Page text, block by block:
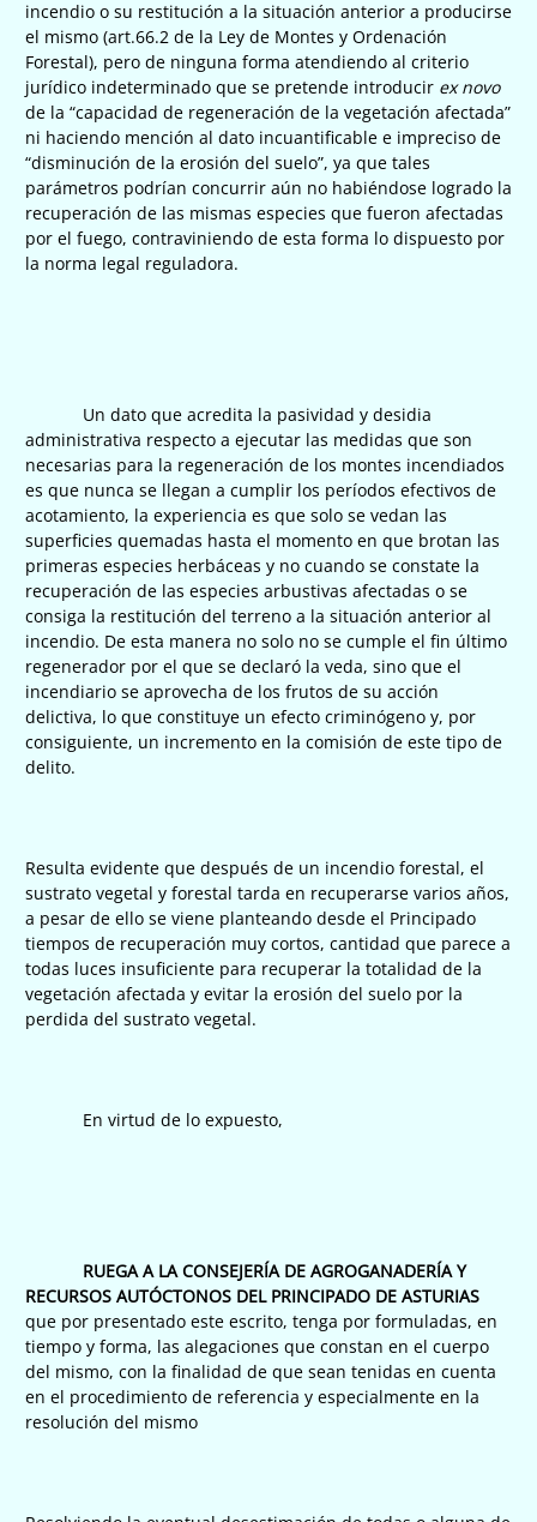
incendio o su restitución a la situación anterior a producirse
el mismo (art.66.2 de la Ley de Montes y Ordenación
Forestal), pero de ninguna forma atendiendo al criterio
jurídico indeterminado que se pretende introducir ex novo
de la “capacidad de regeneración de la vegetación afectada”
ni haciendo mención al dato incuantificable e impreciso de
“disminución de la erosión del suelo”, ya que tales
parámetros podrían concurrir aún no habiéndose logrado la
recuperación de las mismas especies que fueron afectadas
por el fuego, contraviniendo de esta forma lo dispuesto por
la norma legal reguladora.
Un dato que acredita la pasividad y desidia
administrativa respecto a ejecutar las medidas que son
necesarias para la regeneración de los montes incendiados
es que nunca se llegan a cumplir los períodos efectivos de
acotamiento, la experiencia es que solo se vedan las
superficies quemadas hasta el momento en que brotan las
primeras especies herbáceas y no cuando se constate la
recuperación de las especies arbustivas afectadas o se
consiga la restitución del terreno a la situación anterior al
incendio. De esta manera no solo no se cumple el fin último
regenerador por el que se declaró la veda, sino que el
incendiario se aprovecha de los frutos de su acción
delictiva, lo que constituye un efecto criminógeno y, por
consiguiente, un incremento en la comisión de este tipo de
delito.
Resulta evidente que después de un incendio forestal, el
sustrato vegetal y forestal tarda en recuperarse varios años,
a pesar de ello se viene planteando desde el Principado
tiempos de recuperación muy cortos, cantidad que parece a
todas luces insuficiente para recuperar la totalidad de la
vegetación afectada y evitar la erosión del suelo por la
perdida del sustrato vegetal.
En virtud de lo expuesto,
RUEGA A LA CONSEJERÍA DE AGROGANADERÍA Y
RECURSOS AUTÓCTONOS DEL PRINCIPADO DE ASTURIAS
que por presentado este escrito, tenga por formuladas, en
tiempo y forma, las alegaciones que constan en el cuerpo
del mismo, con la finalidad de que sean tenidas en cuenta
en el procedimiento de referencia y especialmente en la
resolución del mismo